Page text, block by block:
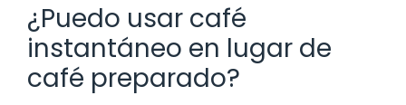
¿Puedo usar café
instantáneo en lugar de
café preparado?